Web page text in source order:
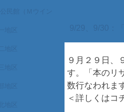
９月２９日、
す。「本のリ
数行なわれま
＜詳しくはコ